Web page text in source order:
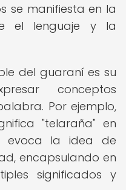
se manifiesta en la
el lenguaje y la
del guaraní es su
conceptos
Por ejemplo,
"telaraña" en
evoca la idea de
encapsulando en
significados y